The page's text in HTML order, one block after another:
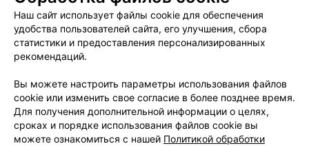
Медицинский маркетинг
Публичный договор
Пользовательское соглашение
Способы оплаты
Вакансии
Партнеры
Написать в поддержку
Персональные настройки cookie
Обработка персональных данных
Наш сайт использует файлы cookie для обеспечения
удобства пользователей сайта, его улучшения, сбора
статистики и предоставления персонализированных
рекомендаций.
Вы можете настроить параметры использования файлов
cookie или изменить свое согласие в более позднее время.
Для получения дополнительной информации о целях,
сроках и порядке использования файлов cookie вы
можете ознакомиться с нашей Политикой обработки